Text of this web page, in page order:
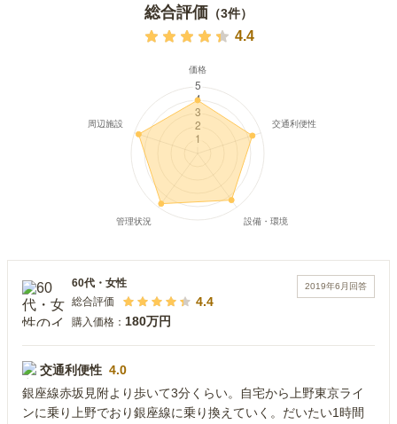
総合評価 （3件）
4.4
2019年6月 回答
60代 ・ 女性
総合評価
4.4
購入価格： 180万円
交通利便性 4.0
銀座線赤坂見附より歩いて3分くらい。自宅から上野東京ライ
ンに乗り上野でおり銀座線に乗り換えていく。だいたい1時間